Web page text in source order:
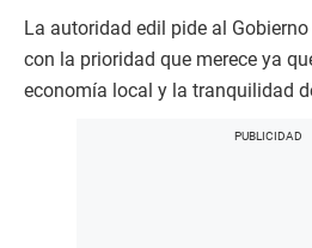
La autoridad edil pide al
con la prioridad que merece ya
economía local y la tranquilidad